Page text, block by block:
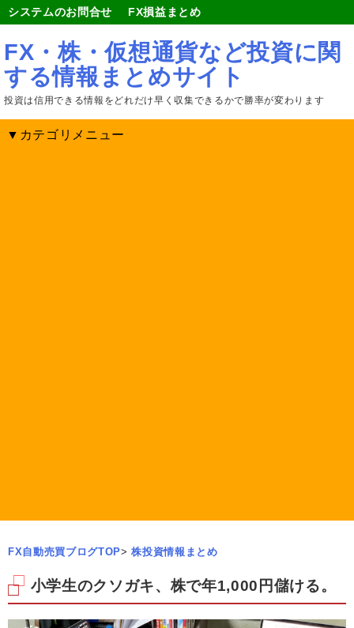
システムのお問合せ FX損益まとめ
FX・株・仮想通貨など投資に関
する情報まとめサイト
投資は信用できる情報をどれだけ早く収集できるかで勝率が変わります
▼カテゴリメニュー
FX自動売買ブログTOP> 株投資情報まとめ
小学生のクソガキ、株で年1,000円儲ける。